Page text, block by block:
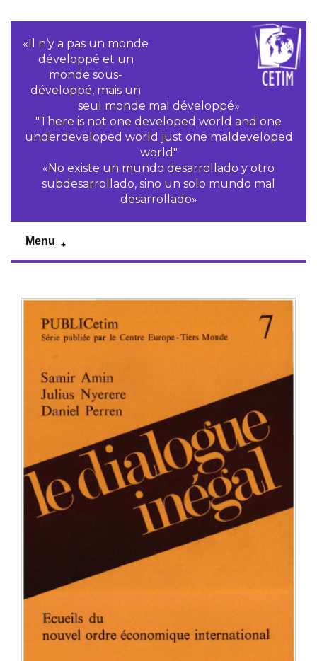
«Il n‘y a pas un monde
développé et un
monde sous-
développé, mais un
seul monde mal développé»
"There is not one developed world and one
underdeveloped world just one maldeveloped
world"
«No existe un mundo desarrollado y otro
subdesarrollado, sino un solo mundo mal
desarrollado»
Menu